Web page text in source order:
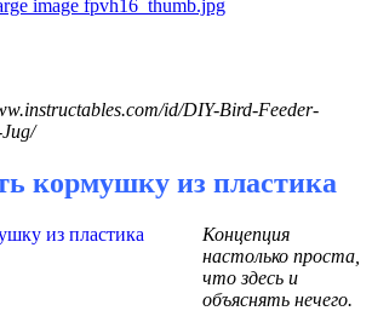
id/DIY-Bird-Feeder-
кормушку из пластика
Концепция
настолько проста,
что здесь и
объяснять нечего.